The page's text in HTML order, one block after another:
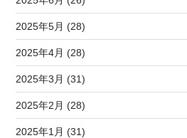
2025年5月 (28)
2025年4月 (28)
2025年3月 (31)
2025年2月 (28)
2025年1月 (31)